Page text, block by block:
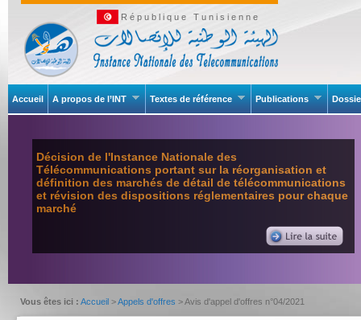
République Tunisienne
Accueil A propos de l’INT Textes de référence Publications
Décision de l'Instance Nationale des
Télécommunications portant sur la réorganisation et
définition des marchés de détail de télécommunications
et révision des dispositions réglementaires pour chaque
marché
Vous êtes ici : Accueil >Appels d'offres > Avis d'appel d'offres n°04/2021